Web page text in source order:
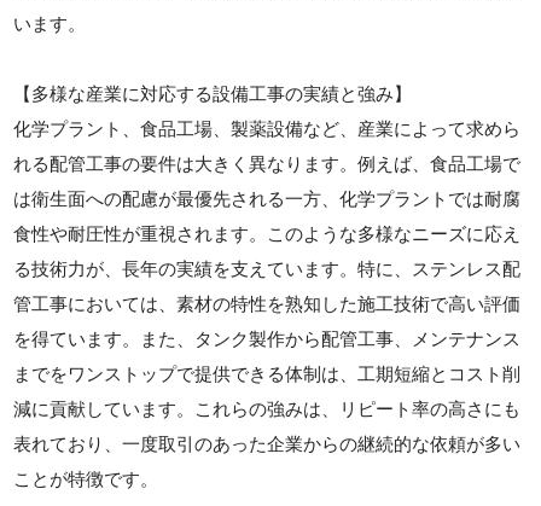
います。
【多様な産業に対応する設備工事の実績と強み】
化学プラント、食品工場、製薬設備など、産業によって求めら
れる配管工事の要件は大きく異なります。例えば、食品工場で
は衛生面への配慮が最優先される一方、化学プラントでは耐腐
食性や耐圧性が重視されます。このような多様なニーズに応え
る技術力が、長年の実績を支えています。特に、ステンレス配
管工事においては、素材の特性を熟知した施工技術で高い評価
を得ています。また、タンク製作から配管工事、メンテナンス
までをワンストップで提供できる体制は、工期短縮とコスト削
減に貢献しています。これらの強みは、リピート率の高さにも
表れており、一度取引のあった企業からの継続的な依頼が多い
ことが特徴です。